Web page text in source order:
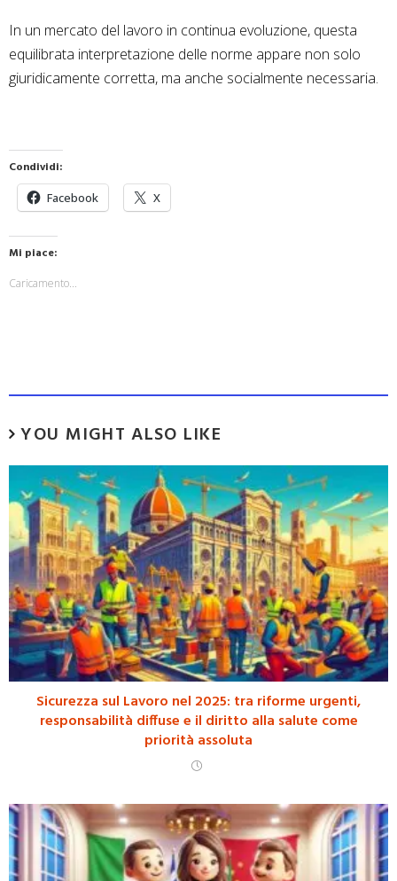
In un mercato del lavoro in continua evoluzione, questa
equilibrata interpretazione delle norme appare non solo
giuridicamente corretta, ma anche socialmente necessaria.
Condividi:
Facebook X
Mi piace:
Caricamento...
YOU MIGHT ALSO LIKE
Sicurezza sul Lavoro nel 2025: tra riforme urgenti,
responsabilità diffuse e il diritto alla salute come
priorità assoluta